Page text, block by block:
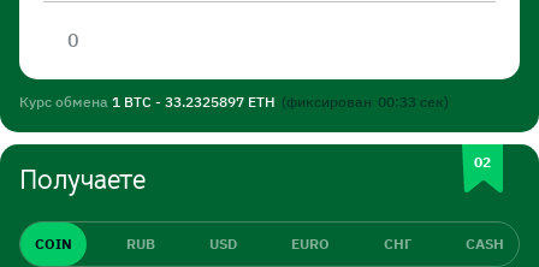
Курс обмена 1 BTC - 33.2325897 ETH (фиксирован 00:32 сек)
Получаете
COIN RUB USD EURO СНГ CASH